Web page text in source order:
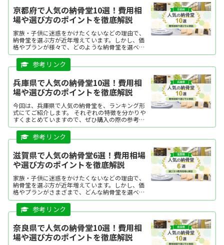
京都府で人気の納骨堂10選！費用相
場や選び方のポイントを徹底解説
家族・子供に迷惑をかけたくないなどの理由で、
納骨堂を選ぶ方が近年増えています。しかし、価
格やプランが様々で、どのような納骨堂を選べば
よいか迷う方も多いですよね。本記事では、京都
府で人気の納骨堂をランキング形式にてご紹介し
ます。それぞれの特徴を分かりやすくまとめてい
兵庫県で人気の納骨堂10選！費用相
場や選び方のポイントを徹底解説
今回は、兵庫県で人気の納骨堂を、ランキング形
式にてご紹介します。 それぞれの特徴を分かりや
すくまとめていますので、ぜひ購入の際の参考に
してください。気になる納骨堂があった場合は、
資料請求をしたり、現地見学をしてみましょう。
滋賀県で人気の納骨堂6選！費用相場
や選び方のポイントを徹底解説
家族・子供に迷惑をかけたくないなどの理由で、
納骨堂を選ぶ方が近年増えています。しかし、価
格やプランがさまざまで、どんな納骨堂を選べば
よいか迷う方も多いですよね。この記事では、滋
賀県で人気の納骨堂を、ランキング形式でご紹介
します。それぞれの特...
奈良県で人気の納骨堂10選！費用相
場や選び方のポイントを徹底解説